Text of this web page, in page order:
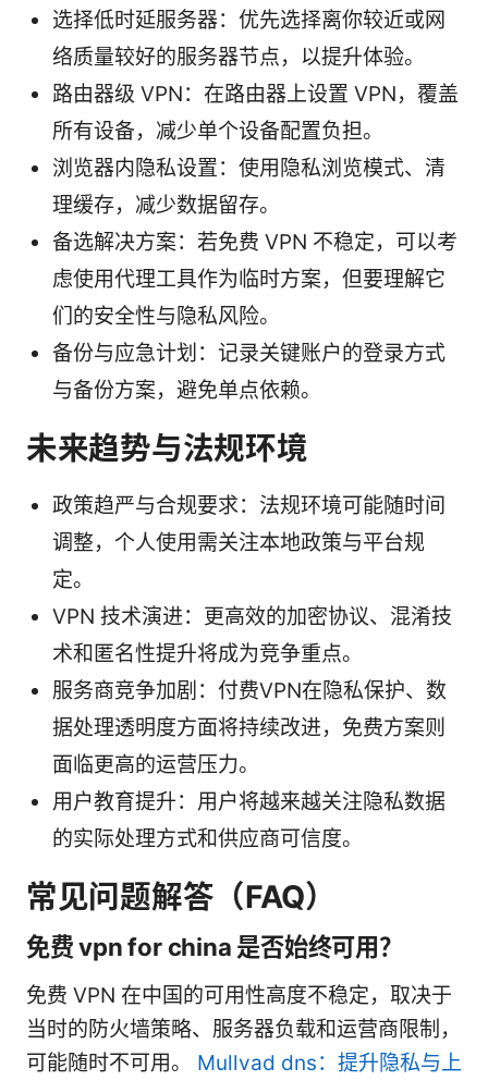
选择低时延服务器：优先选择离你较近或网
络质量较好的服务器节点，以提升体验。
路由器级 VPN：在路由器上设置 VPN，覆盖
所有设备，减少单个设备配置负担。
浏览器内隐私设置：使用隐私浏览模式、清
理缓存，减少数据留存。
备选解决方案：若免费 VPN 不稳定，可以考
虑使用代理工具作为临时方案，但要理解它
们的安全性与隐私风险。
备份与应急计划：记录关键账户的登录方式
与备份方案，避免单点依赖。
未来趋势与法规环境
政策趋严与合规要求：法规环境可能随时间
调整，个人使用需关注本地政策与平台规
定。
VPN 技术演进：更高效的加密协议、混淆技
术和匿名性提升将成为竞争重点。
服务商竞争加剧：付费VPN在隐私保护、数
据处理透明度方面将持续改进，免费方案则
面临更高的运营压力。
用户教育提升：用户将越来越关注隐私数据
的实际处理方式和供应商可信度。
常见问题解答（FAQ）
免费 vpn for china 是否始终可用？
免费 VPN 在中国的可用性高度不稳定，取决于
当时的防火墙策略、服务器负载和运营商限制，
可能随时不可用。 Mullvad dns：提升隐私与上